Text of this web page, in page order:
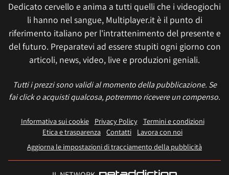
Dedicato cervello e anima a tutti quelli che i videogiochi
li hanno nel sangue, Multiplayer.it è il punto di
riferimento italiano per l'intrattenimento del presente e
del futuro. Preparatevi ad essere stupiti ogni giorno con
articoli, news, video, live e produzioni geniali.
Tutti i prezzi sono validi al momento della pubblicazione. Se
fai click o acquisti qualcosa, potremmo ricevere un compenso.
Informativa sui cookie Privacy Policy
Termini e condizioni
Etica e trasparenza Contatti
Lavora con noi
Aggiorna le impostazioni di tracciamento della pubblicità